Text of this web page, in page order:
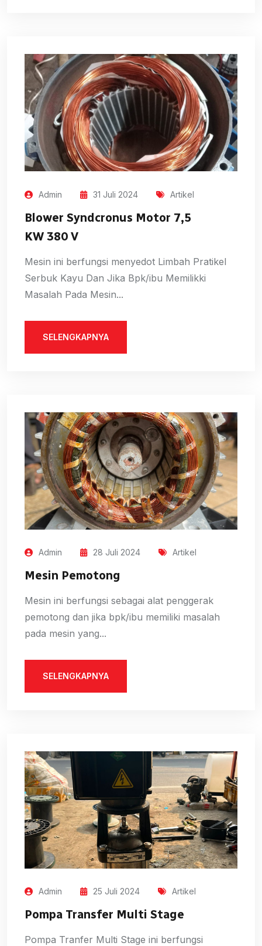
Admin 31 Juli 2024 Artikel
Blower Syndcronus Motor 7,5
KW 380 V
Mesin ini berfungsi menyedot Limbah Pratikel
Serbuk Kayu Dan Jika Bpk/ibu Memilikki
Masalah Pada Mesin...
SELENGKAPNYA
Admin 28 Juli 2024 Artikel
Mesin Pemotong
Mesin ini berfungsi sebagai alat penggerak
pemotong dan jika bpk/ibu memiliki masalah
pada mesin yang...
SELENGKAPNYA
Admin 25 Juli 2024 Artikel
Pompa Transfer Multi Stage
Pompa Tranfer Multi Stage ini berfungsi